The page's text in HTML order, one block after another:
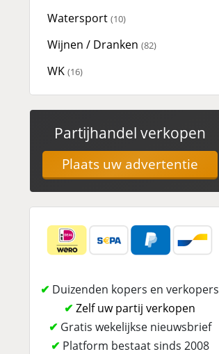
Watersport (10)
Wijnen / Dranken (82)
WK (16)
Partijhandel verkopen
Plaats uw advertentie
✔ Duizenden kopers en verkopers
✔ Zelf uw partij verkopen
✔ Gratis wekelijkse nieuwsbrief
✔ Platform bestaat sinds 2008